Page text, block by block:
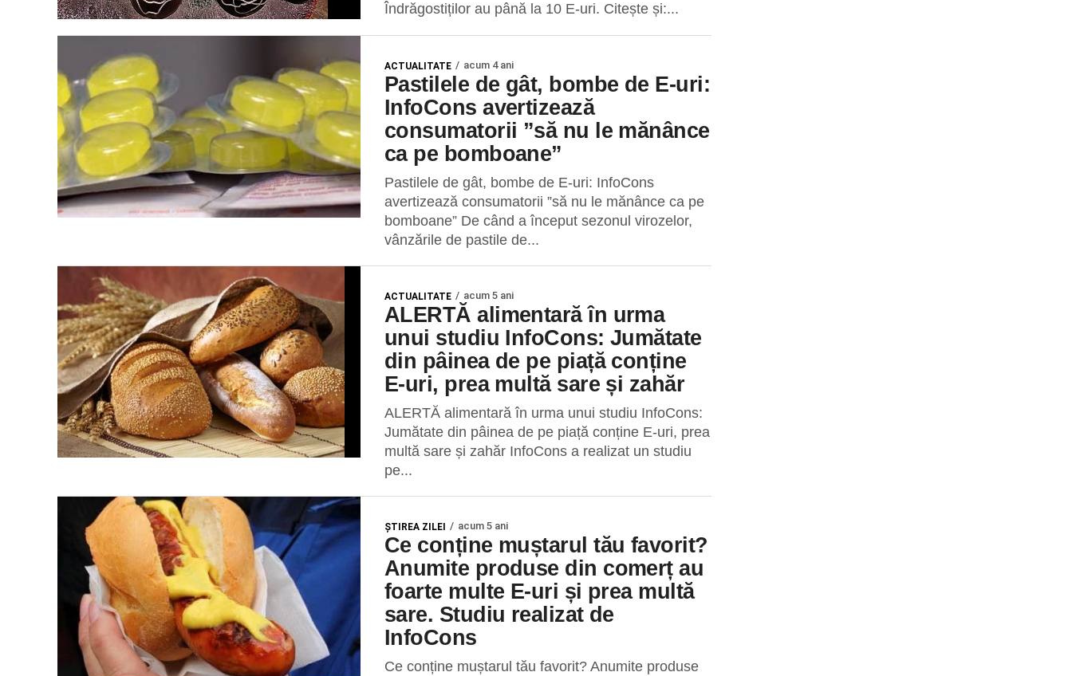
Îndrăgostiților au până la 10 E-uri. Citește și:...
ACTUALITATE acum 4 ani
Pastilele de gât, bombe de E-uri:
InfoCons avertizează
consumatorii ”să nu le mănânce
ca pe bomboane”
Pastilele de gât, bombe de E-uri: InfoCons
avertizează consumatorii ”să nu le mănânce ca pe
bomboane” De când a început sezonul virozelor,
vânzările de pastile de...
ACTUALITATE acum 5 ani
ALERTĂ alimentară în urma
unui studiu InfoCons: Jumătate
din pâinea de pe piață conține
E-uri, prea multă sare și zahăr
ALERTĂ alimentară în urma unui studiu InfoCons:
Jumătate din pâinea de pe piață conține E-uri, prea
multă sare și zahăr InfoCons a realizat un studiu
pe...
ŞTIREA ZILEI acum 5 ani
Ce conține muștarul tău favorit?
Anumite produse din comerț au
foarte multe E-uri și prea multă
sare. Studiu realizat de
InfoCons
Ce conține muștarul tău favorit? Anumite produse